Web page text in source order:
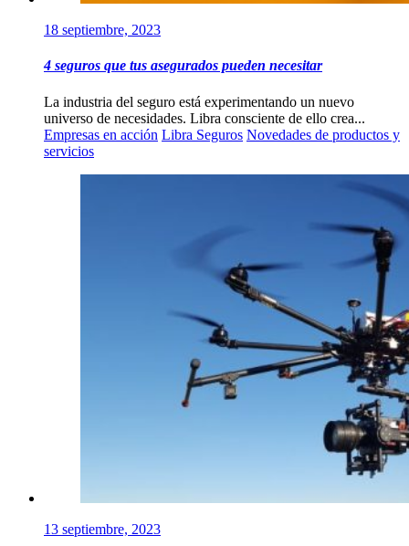
18 septiembre, 2023
4 seguros que tus asegurados pueden necesitar
La industria del seguro está experimentando un nuevo
universo de necesidades. Libra consciente de ello crea...
Empresas en acción Libra Seguros Novedades de productos y
servicios
13 septiembre, 2023